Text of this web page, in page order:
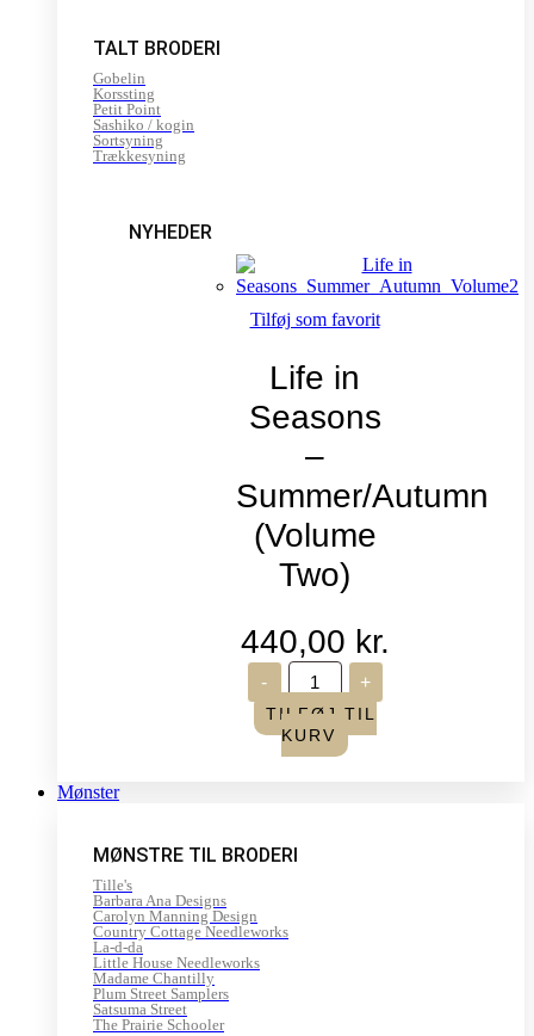
TALT BRODERI
Gobelin
Korssting
Petit Point
Sashiko / kogin
Sortsyning
Trækkesyning
NYHEDER
Tilføj som favorit
Life in
Seasons
–
Summer/Autumn
(Volume
Two)
440,00 kr.
-
Life
in
Seasons
-
Summer/Autumn
+
TILFØJ TIL
KURV
Mønster
MØNSTRE TIL BRODERI
Tille's
Barbara Ana Designs
Carolyn Manning Design
Country Cottage Needleworks
La-d-da
Little House Needleworks
Madame Chantilly
Plum Street Samplers
Satsuma Street
The Prairie Schooler